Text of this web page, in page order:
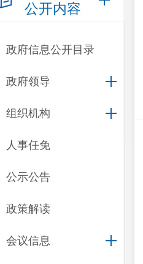
公开内容
政府信息公开目录
政府领导
组织机构
人事任免
公示公告
政策解读
会议信息